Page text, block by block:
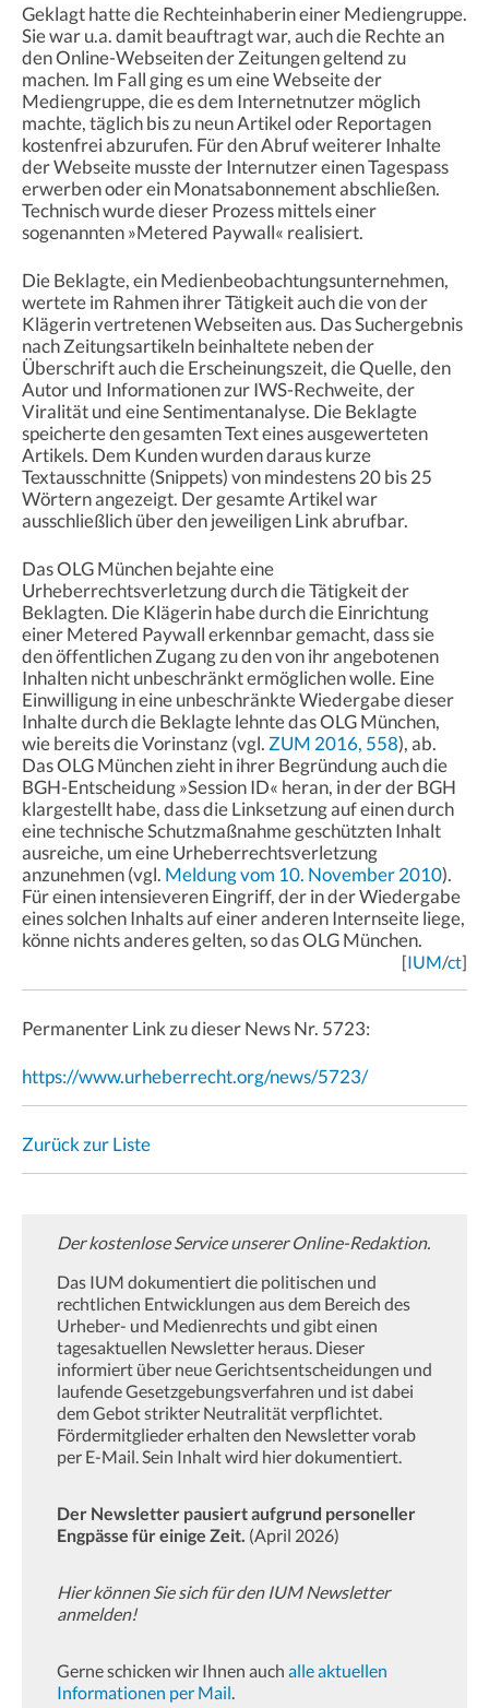
Geklagt hatte die Rechteinhaberin einer Mediengruppe.
Sie war u.a. damit beauftragt war, auch die Rechte an
den Online-Webseiten der Zeitungen geltend zu
machen. Im Fall ging es um eine Webseite der
Mediengruppe, die es dem Internetnutzer möglich
machte, täglich bis zu neun Artikel oder Reportagen
kostenfrei abzurufen. Für den Abruf weiterer Inhalte
der Webseite musste der Internutzer einen Tagespass
erwerben oder ein Monatsabonnement abschließen.
Technisch wurde dieser Prozess mittels einer
sogenannten »Metered Paywall« realisiert.
Die Beklagte, ein Medienbeobachtungsunternehmen,
wertete im Rahmen ihrer Tätigkeit auch die von der
Klägerin vertretenen Webseiten aus. Das Suchergebnis
nach Zeitungsartikeln beinhaltete neben der
Überschrift auch die Erscheinungszeit, die Quelle, den
Autor und Informationen zur IWS-Rechweite, der
Viralität und eine Sentimentanalyse. Die Beklagte
speicherte den gesamten Text eines ausgewerteten
Artikels. Dem Kunden wurden daraus kurze
Textausschnitte (Snippets) von mindestens 20 bis 25
Wörtern angezeigt. Der gesamte Artikel war
ausschließlich über den jeweiligen Link abrufbar.
Das OLG München bejahte eine
Urheberrechtsverletzung durch die Tätigkeit der
Beklagten. Die Klägerin habe durch die Einrichtung
einer Metered Paywall erkennbar gemacht, dass sie
den öffentlichen Zugang zu den von ihr angebotenen
Inhalten nicht unbeschränkt ermöglichen wolle. Eine
Einwilligung in eine unbeschränkte Wiedergabe dieser
Inhalte durch die Beklagte lehnte das OLG München,
wie bereits die Vorinstanz (vgl. ZUM 2016, 558), ab.
Das OLG München zieht in ihrer Begründung auch die
BGH-Entscheidung »Session ID« heran, in der der BGH
klargestellt habe, dass die Linksetzung auf einen durch
eine technische Schutzmaßnahme geschützten Inhalt
ausreiche, um eine Urheberrechtsverletzung
anzunehmen (vgl. Meldung vom 10. November 2010).
Für einen intensieveren Eingriff, der in der Wiedergabe
eines solchen Inhalts auf einer anderen Internseite liege,
könne nichts anderes gelten, so das OLG München.
[IUM/ct]
Permanenter Link zu dieser News Nr. 5723:
https://www.urheberrecht.org/news/5723/
Zurück zur Liste
Der kostenlose Service unserer Online-Redaktion.
Das IUM dokumentiert die politischen und
rechtlichen Entwicklungen aus dem Bereich des
Urheber- und Medienrechts und gibt einen
tagesaktuellen Newsletter heraus. Dieser
informiert über neue Gerichtsentscheidungen und
laufende Gesetzgebungsverfahren und ist dabei
dem Gebot strikter Neutralität verpflichtet.
Fördermitglieder erhalten den Newsletter vorab
per E-Mail. Sein Inhalt wird hier dokumentiert.
Der Newsletter pausiert aufgrund personeller
Engpässe für einige Zeit. (April 2026)
Hier können Sie sich für den IUM Newsletter
anmelden!
Gerne schicken wir Ihnen auch alle aktuellen
Informationen per Mail.